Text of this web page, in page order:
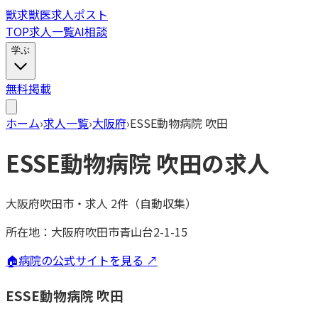
獣求獣医求人ポスト
TOP求人一覧AI相談
学ぶ
無料掲載
ホーム›求人一覧›大阪府›ESSE動物病院 吹田
ESSE動物病院 吹田の求人
大阪府吹田市 ・ 求人 2件（自動収集）
所在地： 大阪府吹田市青山台2-1-15
🏠病院の公式サイトを見る ↗
ESSE動物病院 吹田